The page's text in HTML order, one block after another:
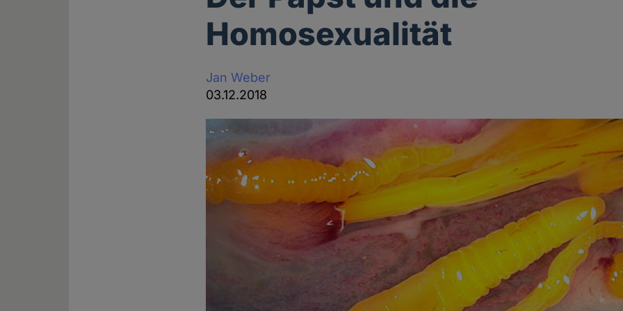
Homosexualität
Jan Weber
03.12.2018